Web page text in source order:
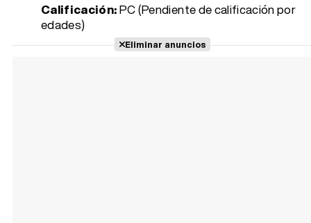
Calificación:PC (Pendiente de calificación por
edades)
Eliminar anuncios